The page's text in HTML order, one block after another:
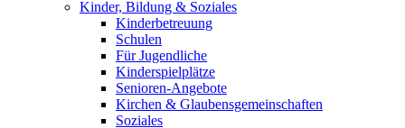
Kinder, Bildung & Soziales
Kinderbetreuung
Schulen
Für Jugendliche
Kinderspielplätze
Senioren-Angebote
Kirchen & Glaubensgemeinschaften
Soziales